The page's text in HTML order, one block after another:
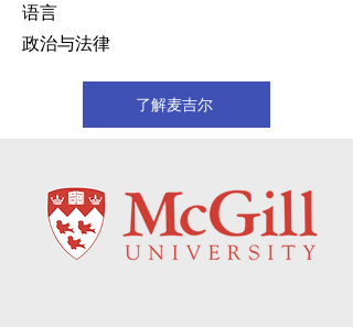
语言
政治与法律
了解麦吉尔